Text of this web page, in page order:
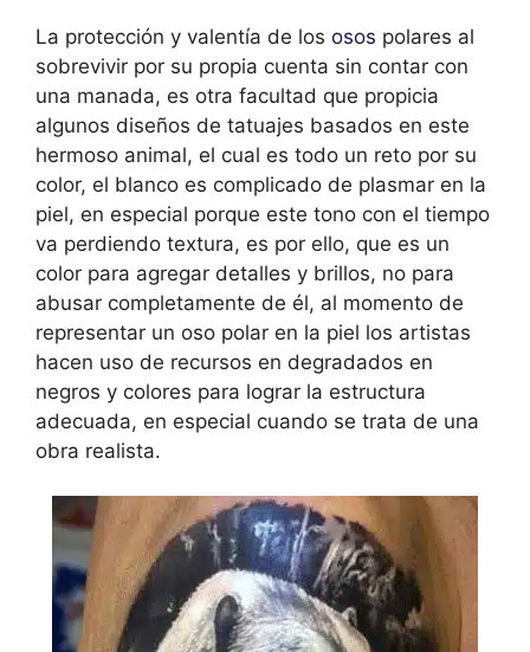
La protección y valentía de los osos polares al
sobrevivir por su propia cuenta sin contar con
una manada, es otra facultad que propicia
algunos diseños de tatuajes basados en este
hermoso animal, el cual es todo un reto por su
color, el blanco es complicado de plasmar en la
piel, en especial porque este tono con el tiempo
va perdiendo textura, es por ello, que es un
color para agregar detalles y brillos, no para
abusar completamente de él, al momento de
representar un oso polar en la piel los artistas
hacen uso de recursos en degradados en
negros y colores para lograr la estructura
adecuada, en especial cuando se trata de una
obra realista.